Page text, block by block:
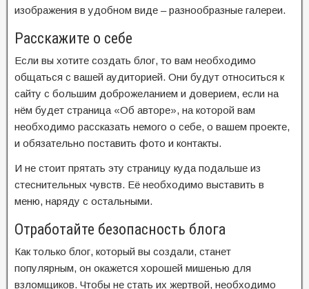
изображения в удобном виде – разнообразные галереи.
Расскажите о себе
Если вы хотите создать блог, то вам необходимо
общаться с вашей аудиторией. Они будут относиться к
сайту с большим доброжеланием и доверием, если на
нём будет страница «Об авторе», на которой вам
необходимо рассказать немого о себе, о вашем проекте,
и обязательно поставить фото и контакты.
И не стоит прятать эту страницу куда подальше из
стеснительных чувств. Её необходимо выставить в
меню, наряду с остальными.
Отработайте безопасность блога
Как только блог, который вы создали, станет
популярным, он окажется хорошей мишенью для
взломщиков. Чтобы не стать их жертвой, необходимо